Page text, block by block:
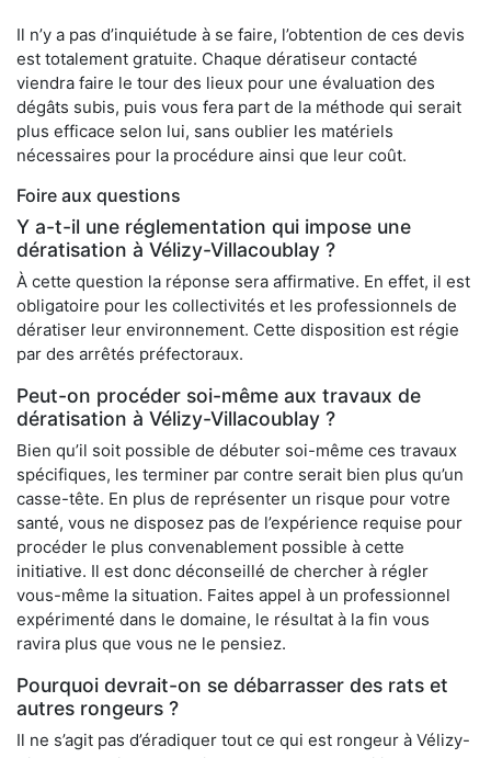
Il n’y a pas d’inquiétude à se faire, l’obtention de ces devis
est totalement gratuite. Chaque dératiseur contacté
viendra faire le tour des lieux pour une évaluation des
dégâts subis, puis vous fera part de la méthode qui serait
plus efficace selon lui, sans oublier les matériels
nécessaires pour la procédure ainsi que leur coût.
Foire aux questions
Y a-t-il une réglementation qui impose une
dératisation à Vélizy-Villacoublay ?
À cette question la réponse sera affirmative. En effet, il est
obligatoire pour les collectivités et les professionnels de
dératiser leur environnement. Cette disposition est régie
par des arrêtés préfectoraux.
Peut-on procéder soi-même aux travaux de
dératisation à Vélizy-Villacoublay ?
Bien qu’il soit possible de débuter soi-même ces travaux
spécifiques, les terminer par contre serait bien plus qu’un
casse-tête. En plus de représenter un risque pour votre
santé, vous ne disposez pas de l’expérience requise pour
procéder le plus convenablement possible à cette
initiative. Il est donc déconseillé de chercher à régler
vous-même la situation. Faites appel à un professionnel
expérimenté dans le domaine, le résultat à la fin vous
ravira plus que vous ne le pensiez.
Pourquoi devrait-on se débarrasser des rats et
autres rongeurs ?
Il ne s’agit pas d’éradiquer tout ce qui est rongeur à Vélizy-